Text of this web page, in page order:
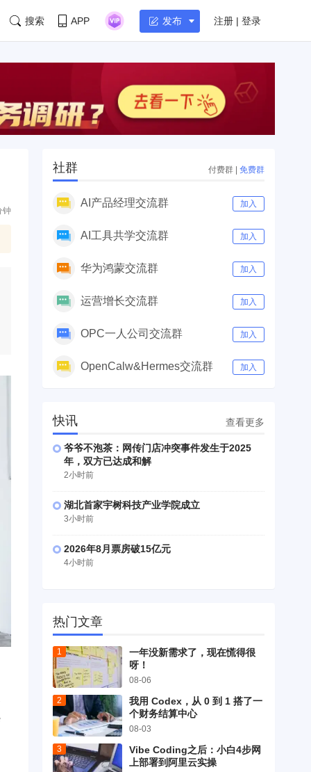
搜索 APP 发布 注册 | 登录
钟
社群 付费群 | 免费群
AI产品经理交流群 加入
AI工具共学交流群 加入
华为鸿蒙交流群 加入
运营增长交流群 加入
OPC一人公司交流群 加入
OpenCalw&Hermes交流群 加入
快讯 查看更多
爷爷不泡茶：网传门店冲突事件发生于2025
年，双方已达成和解
2小时前
湖北首家宇树科技产业学院成立
3小时前
2026年8月票房破15亿元
4小时前
热门文章
一年没新需求了，现在慌得很
呀！
08-06
我用 Codex，从 0 到 1 搭了一
个财务结算中心
08-03
Vibe Coding之后：小白4步网
上部署到阿里云实操